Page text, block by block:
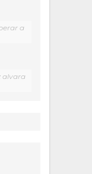
a
alvara